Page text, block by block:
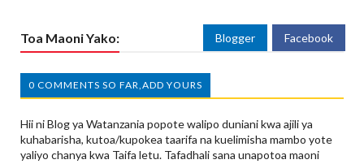
Toa Maoni Yako: Blogger Facebook
0 COMMENTS SO FAR,ADD YOURS
Hii ni Blog ya Watanzania popote walipo duniani kwa ajili ya
kuhabarisha, kutoa/kupokea taarifa na kuelimisha mambo yote
yaliyo chanya kwa Taifa letu. Tafadhali sana unapotoa maoni